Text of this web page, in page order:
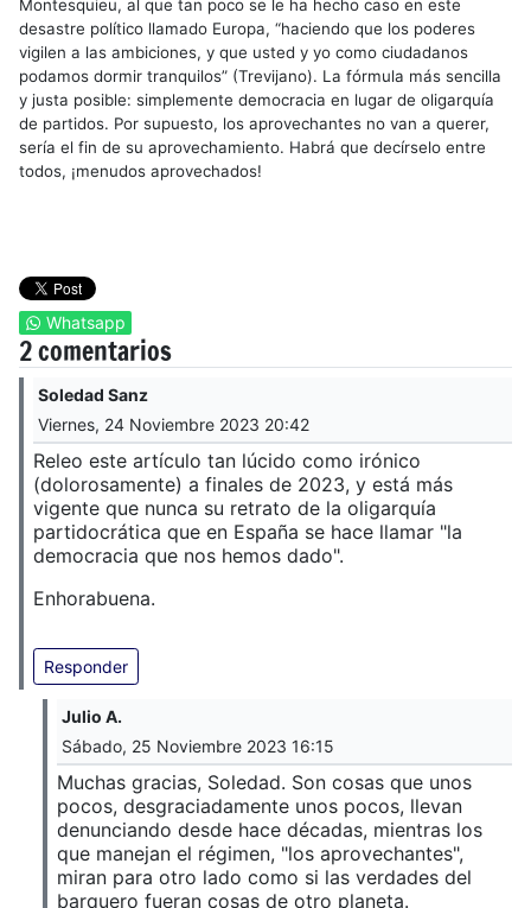
Montesquieu, al que tan poco se le ha hecho caso en este
desastre político llamado Europa, “haciendo que los poderes
vigilen a las ambiciones, y que usted y yo como ciudadanos
podamos dormir tranquilos” (Trevijano). La fórmula más sencilla
y justa posible: simplemente democracia en lugar de oligarquía
de partidos. Por supuesto, los aprovechantes no van a querer,
sería el fin de su aprovechamiento. Habrá que decírselo entre
todos, ¡menudos aprovechados!
Whatsapp
2 comentarios
Soledad Sanz
Viernes, 24 Noviembre 2023 20:42
Releo este artículo tan lúcido como irónico
(dolorosamente) a finales de 2023, y está más
vigente que nunca su retrato de la oligarquía
partidocrática que en España se hace llamar "la
democracia que nos hemos dado".
Enhorabuena.
Responder
Julio A.
Sábado, 25 Noviembre 2023 16:15
Muchas gracias, Soledad. Son cosas que unos
pocos, desgraciadamente unos pocos, llevan
denunciando desde hace décadas, mientras los
que manejan el régimen, "los aprovechantes",
miran para otro lado como si las verdades del
barquero fueran cosas de otro planeta.